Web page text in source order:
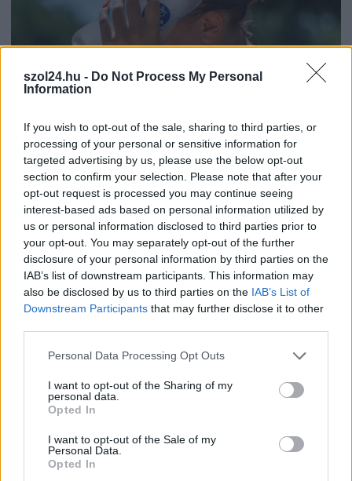
szol24.hu - Do Not Process My Personal
Information
If you wish to opt-out of the sale, sharing to third parties, or
processing of your personal or sensitive information for
targeted advertising by us, please use the below opt-out
section to confirm your selection. Please note that after your
opt-out request is processed you may continue seeing
interest-based ads based on personal information utilized by
us or personal information disclosed to third parties prior to
your opt-out. You may separately opt-out of the further
disclosure of your personal information by third parties on the
IAB’s list of downstream participants. This information may
also be disclosed by us to third parties on the IAB’s List of
Downstream Participants that may further disclose it to other
Please note that this website/app uses one or more Google
not limited to your visit or usage behaviour. You may click to
grant or deny consent to Google and its third-party tags to
use your data for below specified purposes in below Google
consent section.
Personal Data Processing Opt Outs
I want to opt-out of the Sharing of my
personal data.
Opted In
I want to opt-out of the Sale of my
Personal Data.
Opted In
2026.08.06. szol24.hu
Harmadfokú hőségriasztás az országban:
Szolnokon klímát javítottak, helikoptereket is
bevetettek a tüzeknél
Tovább tombol az extrém kánikula az országban, a jelenlegi
előrejelzések szerint a jövő hét elejéig garantált...
Szolnok